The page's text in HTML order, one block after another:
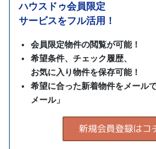
ハウスドゥ会員限定
サービスをフル活用！
会員限定物件の閲覧が可能！
希望条件、チェック履歴、
お気に入り物件を保存可能！
希望に合った新着物件をメール
メール」